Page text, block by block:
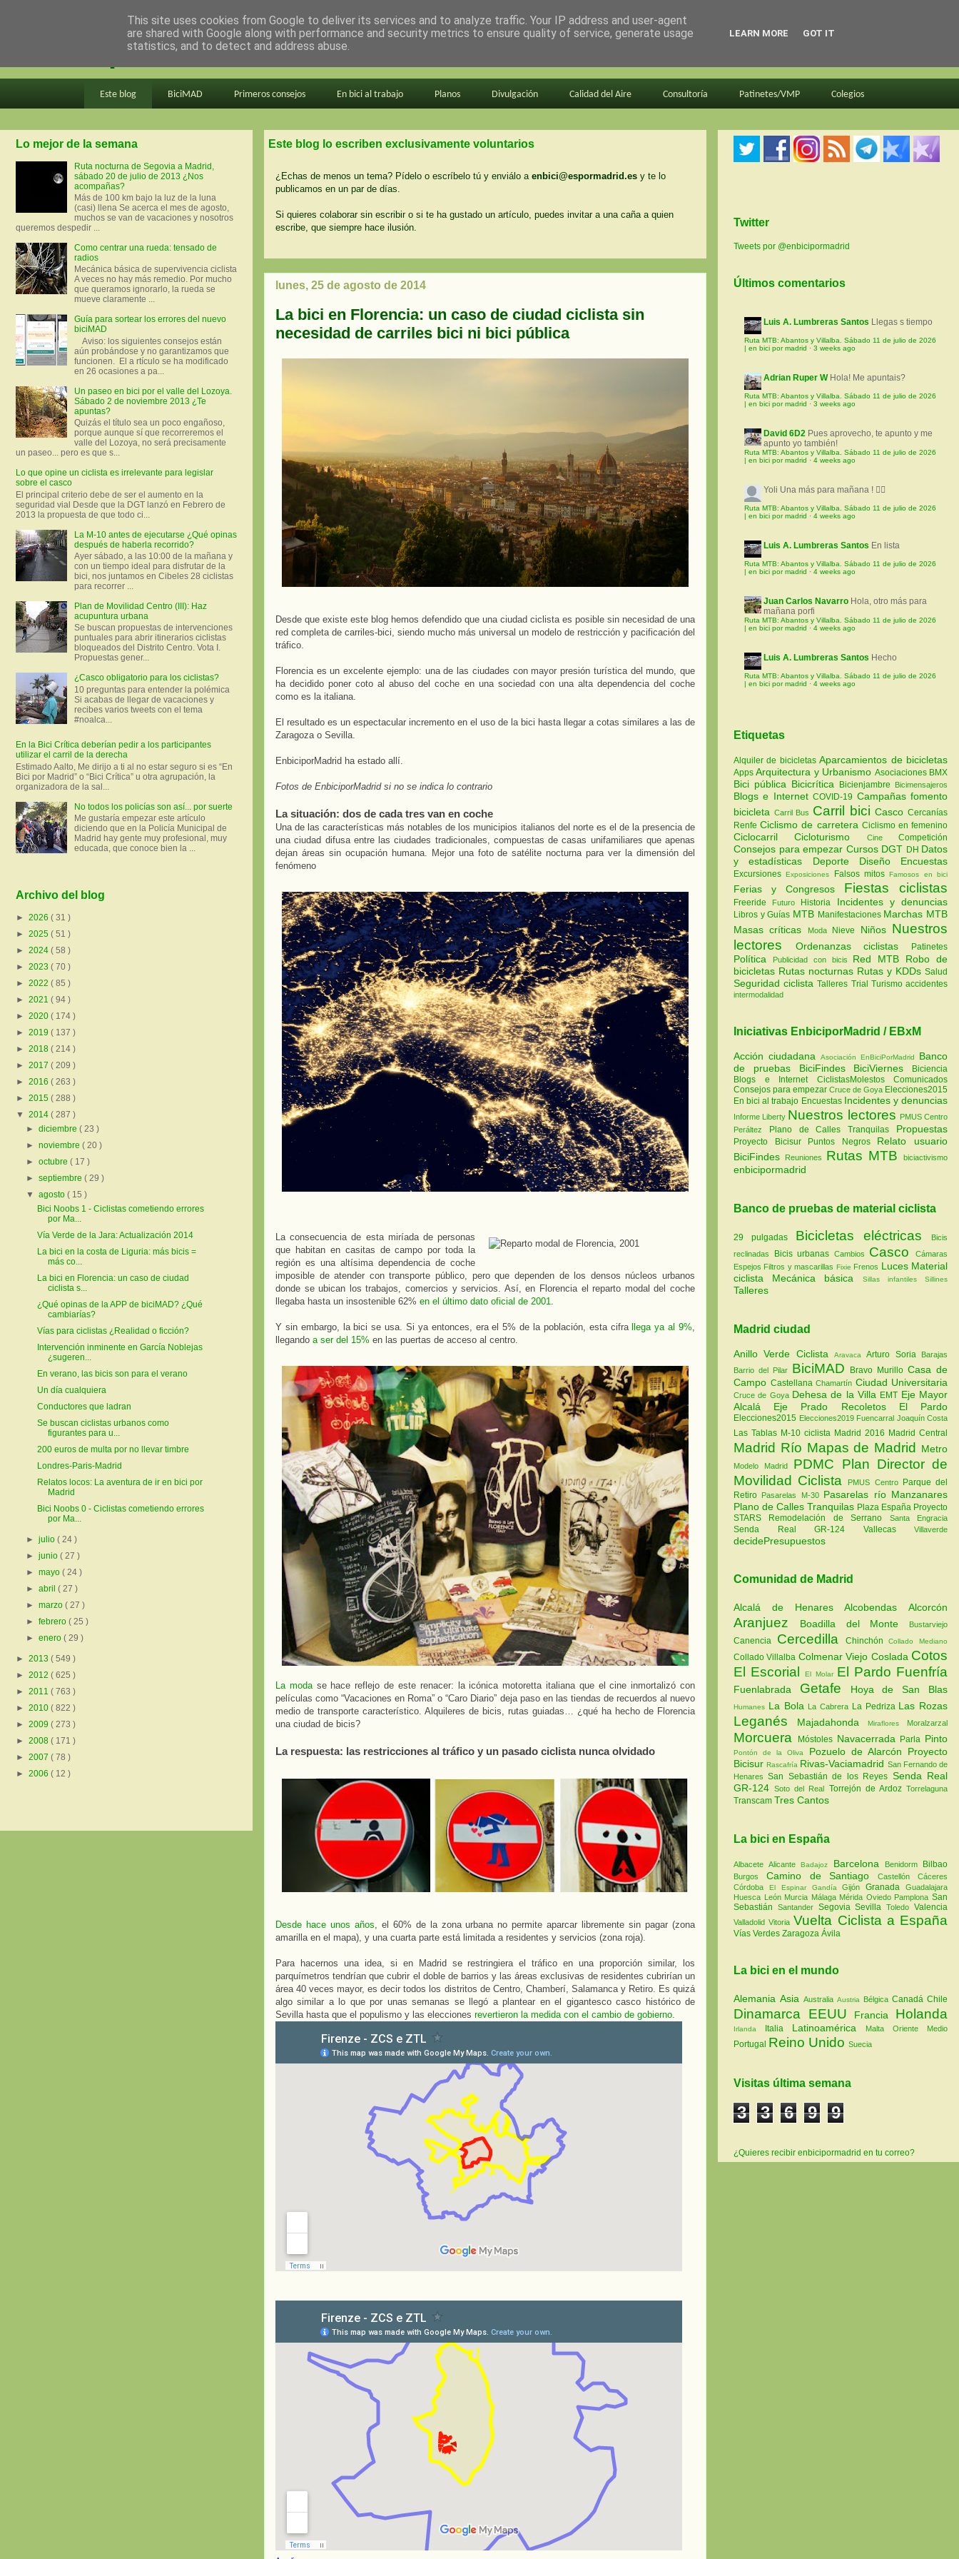
en bici por madrid
Este blog BiciMAD Primeros consejos En bici al trabajo Planos Divulgación Calidad del Aire Consultoría Patinetes/VMP Colegios
Este blog lo escriben exclusivamente voluntarios
¿Echas de menos un tema? Pídelo o escríbelo tú y enviálo a enbici@espormadrid.es y te lo
publicamos en un par de días.
Si quieres colaborar sin escribir o si te ha gustado un artículo, puedes invitar a una caña a quien
escribe, que siempre hace ilusión.
lunes, 25 de agosto de 2014
La bici en Florencia: un caso de ciudad ciclista sin
necesidad de carriles bici ni bici pública
Desde que existe este blog hemos defendido que una ciudad ciclista es posible sin necesidad de una
red completa de carriles-bici, siendo mucho más universal un modelo de restricción y pacificación del
tráfico.
Florencia es un excelente ejemplo: una de las ciudades con mayor presión turística del mundo, que
ha decidido poner coto al abuso del coche en una sociedad con una alta dependencia del coche
como es la italiana.
El resultado es un espectacular incremento en el uso de la bici hasta llegar a cotas similares a las de
Zaragoza o Sevilla.
EnbiciporMadrid ha estado allí.
Fotos de EnbiciporMadrid si no se indica lo contrario
La situación: dos de cada tres van en coche
Una de las características más notables de los municipios italianos del norte es el de la presencia de
una ciudad difusa entre las ciudades tradicionales, compuestas de casas unifamiliares que apenas
dejan áreas sin ocupación humana. Mejor una foto de satélite nocturna para ver la dimensión del
fenómeno
La consecuencia de esta miríada de personas
que habitan en casitas de campo por toda la
región es una altísima dependencia de coche
imposible de atender con transporte público, pero que dependen de los densos núcleos urbanos
donde se ubican los trabajos, comercios y servicios. Así, en Florencia el reparto modal del coche
llegaba hasta un insostenible 62% en el último dato oficial de 2001
Y sin embargo, la bici se usa. Si ya entonces, era el 5% de la población, esta cifrallega ya al 9%
llegando a ser del 15% en las puertas de acceso al centro.
La modase hace reflejo de este renacer: la icónica motoretta italiana que el cine inmortalizó con
películas como “Vacaciones en Roma” o “Caro Diario” deja paso en las tiendas de recuerdos al nuevo
medio de transporte característico. Alquileres de bicis, rutas guiadas… ¿qué ha hecho de Florencia
una ciudad de bicis?
La respuesta: las restricciones al tráfico y un pasado ciclista nunca olvidado
Desde hace unos años , el 60% de la zona urbana no permite aparcar libremente sin pagar (zona
amarilla en el mapa), y una cuarta parte está limitada a residentes y servicios (zona roja).
Para hacernos una idea, si en Madrid se restringiera el tráfico en una proporción similar, los
parquímetros tendrían que cubrir el doble de barrios y las áreas exclusivas de residentes cubrirían un
área 40 veces mayor, es decir todos los distritos de Centro, Chamberí, Salamanca y Retiro. Es quizá
algo similar a lo que por unas semanas se llegó a plantear en el gigantesco casco histórico de
Sevilla hasta que el populismo y las elecciones revertieron la medida con el cambio de gobierno
Lo mejor de la semana
Ruta nocturna de Segovia a Madrid,
sábado 20 de julio de 2013 ¿Nos
acompañas?
Más de 100 km bajo la luz de la luna
(casi) llena Se acerca el mes de agosto,
muchos se van de vacaciones y nosotros
queremos despedir ...
Como centrar una rueda: tensado de
radios
Mecánica básica de supervivencia ciclista
A veces no hay más remedio. Por mucho
que queramos ignorarlo, la rueda se
mueve claramente ...
Guía para sortear los errores del nuevo
biciMAD
Aviso: los siguientes consejos están
aún probándose y no garantizamos que
funcionen. El a rtículo se ha modificado
en 26 ocasiones a pa...
Un paseo en bici por el valle del Lozoya.
Sábado 2 de noviembre 2013 ¿Te
apuntas?
Quizás el título sea un poco engañoso,
porque aunque sí que recorreremos el
valle del Lozoya, no será precisamente
un paseo... pero es que s...
Lo que opine un ciclista es irrelevante para legislar
sobre el casco
El principal criterio debe de ser el aumento en la
seguridad vial Desde que la DGT lanzó en Febrero de
2013 la propuesta de que todo ci...
La M-10 antes de ejecutarse ¿Qué opinas
después de haberla recorrido?
Ayer sábado, a las 10:00 de la mañana y
con un tiempo ideal para disfrutar de la
bici, nos juntamos en Cibeles 28 ciclistas
para recorrer ...
Plan de Movilidad Centro (III): Haz
acupuntura urbana
Se buscan propuestas de intervenciones
puntuales para abrir itinerarios ciclistas
bloqueados del Distrito Centro. Vota I.
Propuestas gener...
¿Casco obligatorio para los ciclistas?
10 preguntas para entender la polémica
Si acabas de llegar de vacaciones y
recibes varios tweets con el tema
#noalca...
En la Bici Crítica deberían pedir a los participantes
utilizar el carril de la derecha
Estimado Aalto, Me dirijo a ti al no estar seguro si es “En
Bici por Madrid” o “Bici Crítica” u otra agrupación, la
organizadora de la sal...
No todos los policías son así... por suerte
Me gustaría empezar este artículo
diciendo que en la Policía Municipal de
Madrid hay gente muy profesional, muy
educada, que conoce bien la ...
Archivo del blog
► 2026 ( 31 )
► 2025 ( 51 )
► 2024 ( 58 )
► 2023 ( 70 )
► 2022 ( 85 )
► 2021 ( 94 )
► 2020 ( 174 )
► 2019 ( 137 )
► 2018 ( 214 )
► 2017 ( 209 )
► 2016 ( 263 )
► 2015 ( 288 )
▼ 2014 ( 287 )
►diciembre( 23 )
►noviembre( 20 )
►octubre( 17 )
►septiembre( 29 )
▼agosto( 15 )
Bici Noobs 1 - Ciclistas cometiendo errores
por Ma...
Vía Verde de la Jara: Actualización 2014
La bici en la costa de Liguria: más bicis =
más co...
La bici en Florencia: un caso de ciudad
ciclista s...
¿Qué opinas de la APP de biciMAD? ¿Qué
cambiarías?
Vías para ciclistas ¿Realidad o ficción?
Intervención inminente en García Noblejas
¿sugeren...
En verano, las bicis son para el verano
Un día cualquiera
Conductores que ladran
Se buscan ciclistas urbanos como
figurantes para u...
200 euros de multa por no llevar timbre
Londres-Paris-Madrid
Relatos locos: La aventura de ir en bici por
Madrid
Bici Noobs 0 - Ciclistas cometiendo errores
por Ma...
►julio( 24 )
►junio( 27 )
►mayo( 24 )
►abril( 27 )
►marzo( 27 )
►febrero( 25 )
►enero( 29 )
► 2013 ( 549 )
► 2012 ( 625 )
► 2011 ( 763 )
► 2010 ( 822 )
► 2009 ( 273 )
► 2008 ( 171 )
► 2007 ( 78 )
► 2006 ( 12 )
Twitter
Tweets por @enbicipormadrid
Últimos comentarios
Luis A. Lumbreras Santos Llegas s tiempo
Ruta MTB: Abantos y Villalba. Sábado 11 de julio de 2026
| en bici por madrid · 3 weeks ago
Adrian Ruper W Hola! Me apuntais?
Ruta MTB: Abantos y Villalba. Sábado 11 de julio de 2026
| en bici por madrid · 3 weeks ago
David 6D2 Pues aprovecho, te apunto y me
apunto yo también!
Ruta MTB: Abantos y Villalba. Sábado 11 de julio de 2026
| en bici por madrid · 4 weeks ago
Yoli Una más para mañana ! 🚵‍♀️
Ruta MTB: Abantos y Villalba. Sábado 11 de julio de 2026
| en bici por madrid · 4 weeks ago
Luis A. Lumbreras Santos En lista
Ruta MTB: Abantos y Villalba. Sábado 11 de julio de 2026
| en bici por madrid · 4 weeks ago
Juan Carlos Navarro Hola, otro más para
mañana porfi
Ruta MTB: Abantos y Villalba. Sábado 11 de julio de 2026
| en bici por madrid · 4 weeks ago
Luis A. Lumbreras Santos Hecho
Ruta MTB: Abantos y Villalba. Sábado 11 de julio de 2026
| en bici por madrid · 4 weeks ago
Etiquetas
Alquiler de bicicletasAparcamientos de bicicletas
AppsArquitectura y Urbanismo Asociaciones BMX
Bici pública Bicicrítica Bicienjambre Bicimensajeros
Blogs e InternetCOVID-19 Campañas fomento
bicicleta Carril Bus Carril biciCascoCercanías
RenfeCiclismo de carretera Ciclismo en femenino
CiclocarrilCicloturismo CineCompetición
Consejos para empezar Cursos DGT DH Datos
y estadísticas Deporte Diseño Encuestas
ExcursionesExposiciones Falsos mitosFamosos en bici
Ferias y Congresos Fiestas ciclistas
Freeride Futuro Historia Incidentes y denuncias
Libros y Guías MTB Manifestaciones Marchas MTB
Masas críticas
Moda Nieve Niños Nuestros
lectores
Ordenanzas ciclistas Patinetes
Política Publicidad con bicis Red MTB Robo de
bicicletas Rutas nocturnas Rutas y KDDs Salud
Seguridad ciclistaTalleres Trial Turismoaccidentes
intermodalidad
Iniciativas EnbiciporMadrid / EBxM
Acción ciudadana Asociación EnBiciPorMadrid
Banco
de pruebas
BiciFindes BiciViernes
Biciencia
Blogs e Internet
CiclistasMolestos
Comunicados
Consejos para empezar Cruce de Goya Elecciones2015
En bici al trabajo Encuestas Incidentes y denuncias
Informe Liberty Nuestros lectores
PMUS Centro
Peráltez
Plano de Calles Tranquilas Propuestas
Proyecto Bicisur Puntos Negros
Relato usuario
BiciFindes
Reuniones Rutas MTB biciactivismo
enbicipormadrid
Banco de pruebas de material ciclista
29 pulgadas Bicicletas eléctricas
Bicis
reclinadas
Bicis urbanas Cambios Casco
Cámaras
Espejos Filtros y mascarillas Fixie Frenos Luces Material
ciclista
Mecánica básica Sillas infantiles Sillines
Talleres
Madrid ciudad
Anillo Verde Ciclista AravacaArturo Soria
Barajas
Barrio del Pilar BiciMAD Bravo MurilloCasa de
Campo Castellana Chamartín Ciudad Universitaria
Cruce de Goya Dehesa de la Villa EMT Eje Mayor
Alcalá Eje Prado Recoletos El Pardo
Elecciones2015 Elecciones2019 Fuencarral Joaquín Costa
Las Tablas M-10 ciclista Madrid 2016 Madrid Central
Madrid Río Mapas de Madrid Metro
Modelo Madrid PDMC Plan Director de
Movilidad Ciclista
PMUS Centro Parque del
Retiro Pasarelas M-30 Pasarelas río Manzanares
Plano de Calles Tranquilas Plaza España Proyecto
STARS Remodelación de Serrano Santa Engracia
Senda Real GR-124 Vallecas Villaverde
decidePresupuestos
Comunidad de Madrid
Alcalá de HenaresAlcobendas Alcorcón
Aranjuez Boadilla del Monte Bustarviejo
Canencia Cercedilla ChinchónCollado Mediano
Collado Villalba Colmenar Viejo Coslada Cotos
El EscorialEl Molar El Pardo Fuenfría
Fuenlabrada Getafe Hoya de San Blas
Humanes La Bola La Cabrera La Pedriza Las Rozas
Leganés Majadahonda Miraflores Moralzarzal
Morcuera Móstoles Navacerrada Parla Pinto
Pontón de la Oliva Pozuelo de Alarcón Proyecto
BicisurRascafría Rivas-Vaciamadrid San Fernando de
HenaresSan Sebastián de los Reyes Senda Real
GR-124Soto del Real Torrejón de ArdozTorrelaguna
Transcam Tres Cantos
La bici en España
AlbaceteAlicanteBadajoz Barcelona Benidorm Bilbao
Burgos Camino de SantiagoCastellónCáceres
Córdoba El Espinar GandíaGijónGranadaGuadalajara
Huesca León Murcia Málaga Mérida Oviedo PamplonaSan
Sebastián Santander SegoviaSevillaToledoValencia
ValladolidVitoria Vuelta Ciclista a España
Vías Verdes Zaragoza Ávila
La bici en el mundo
Alemania Asia Australia Austria Bélgica Canadá Chile
Dinamarca EEUU Francia Holanda
Irlanda Italia Latinoamérica Malta Oriente Medio
Portugal Reino Unido Suecia
Visitas última semana
3 3 6 9 9
¿Quieres recibir enbicipormadrid en tu correo?
This site uses cookies from Google to deliver its services and to analyze traffic. Your IP address and user-agent
are shared with Google along with performance and security metrics to ensure quality of service, generate usage
statistics, and to detect and address abuse.
LEARN MORE GOT IT